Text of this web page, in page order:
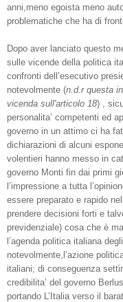
anni,meno egoista meno
problematiche che ha di
Dopo aver lanciato questo
sulle vicende della politica
confronti dell’esecutivo
notevolmente (n.d.r questa
vicenda sull'articolo 18) ,
personalita’ competenti ed
governo in un attimo ci ha
dichiarazioni di alcuni
volentieri hanno messo in
governo Monti fin dai primi
l’impressione a tutta
essere preparato e rapido
prendere decisioni forti e
previdenziale) cosa che è
l’agenda politica italiana
notevolmente,l’azione
italiani; di conseguenza
credibilita’ del governo
portando L’Italia verso il